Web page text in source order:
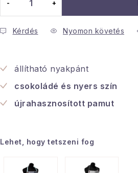
Kérdés Nyomon követés
állítható nyakpánt
csokoládé és nyers szín
újrahasznosított pamut
Lehet, hogy tetszeni fog